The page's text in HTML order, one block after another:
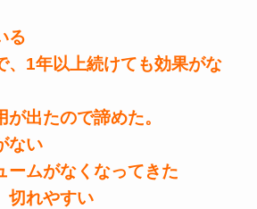
る
、1年以上続けても効果がな
が出たので諦めた。
ない
ームがなくなってきた
切れやすい